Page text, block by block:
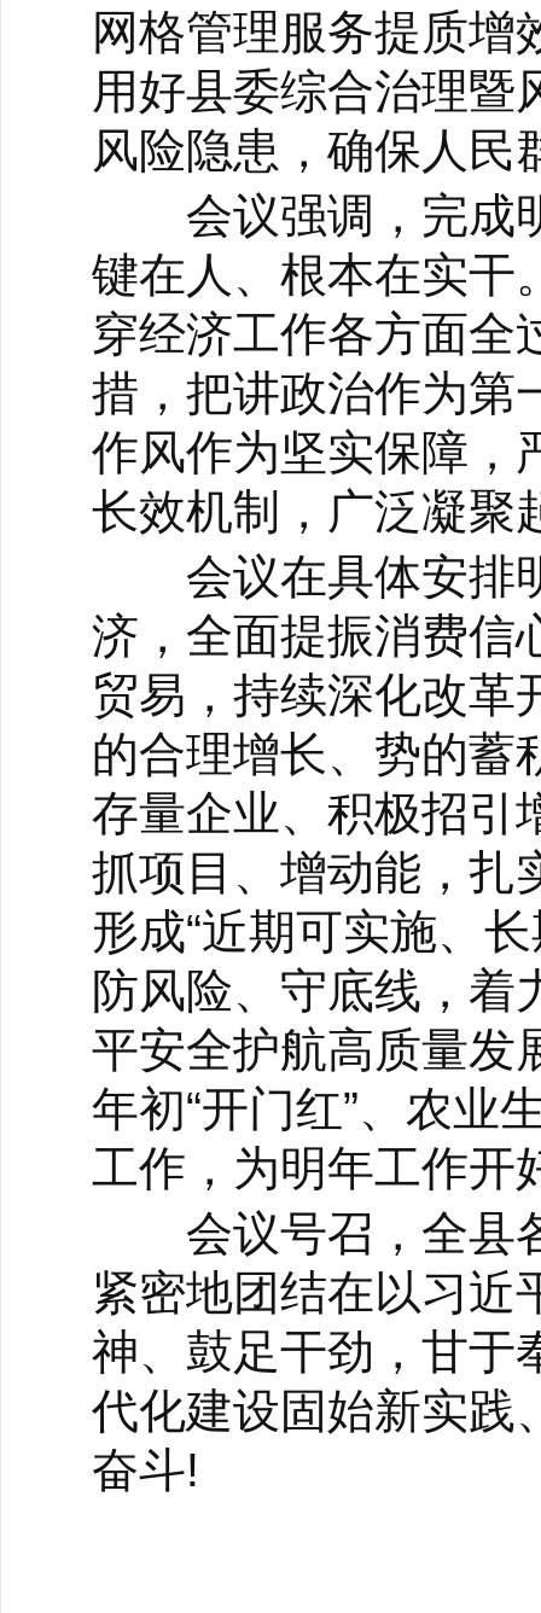
网格管理服务提质增
用好县委综合治理暨
风险隐患，确保人民
会议强调，完成明
键在人、根本在实干
穿经济工作各方面全
措，把讲政治作为第
作风作为坚实保障，
长效机制，广泛凝聚
会议在具体安排明
济，全面提振消费信
贸易，持续深化改革
的合理增长、势的蓄
存量企业、积极招引
抓项目、增动能，扎
形成“近期可实施、
防风险、守底线，着
平安全护航高质量发
年初“开门红”、农业
工作，为明年工作开
会议号召，全县各
紧密地团结在以习近
神、鼓足干劲，甘于
代化建设固始新实践
奋斗!